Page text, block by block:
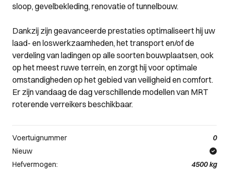
sloop, gevelbekleding, renovatie of tunnelbouw.
Dankzij zijn geavanceerde prestaties optimaliseert hij uw
laad- en loswerkzaamheden, het transport en/of de
verdeling van ladingen op alle soorten bouwplaatsen, ook
op het meest ruwe terrein, en zorgt hij voor optimale
omstandigheden op het gebied van veiligheid en comfort.
Er zijn vandaag de dag verschillende modellen van MRT
roterende verreikers beschikbaar.
Voertuignummer
0
Nieuw
Hefvermogen:
4500kg